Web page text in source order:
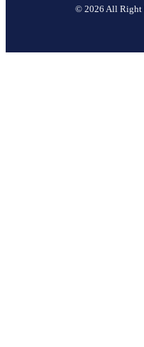
© 2026 All Right